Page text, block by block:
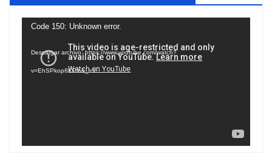
Reproductor
vídeo
Code 150: Unknown error.
Descargar archivo: https://www.youtube.com/watch?
v=EhSPkop8KPY&_=1